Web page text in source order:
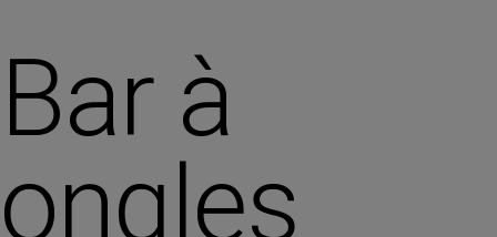
Bar à
ongles